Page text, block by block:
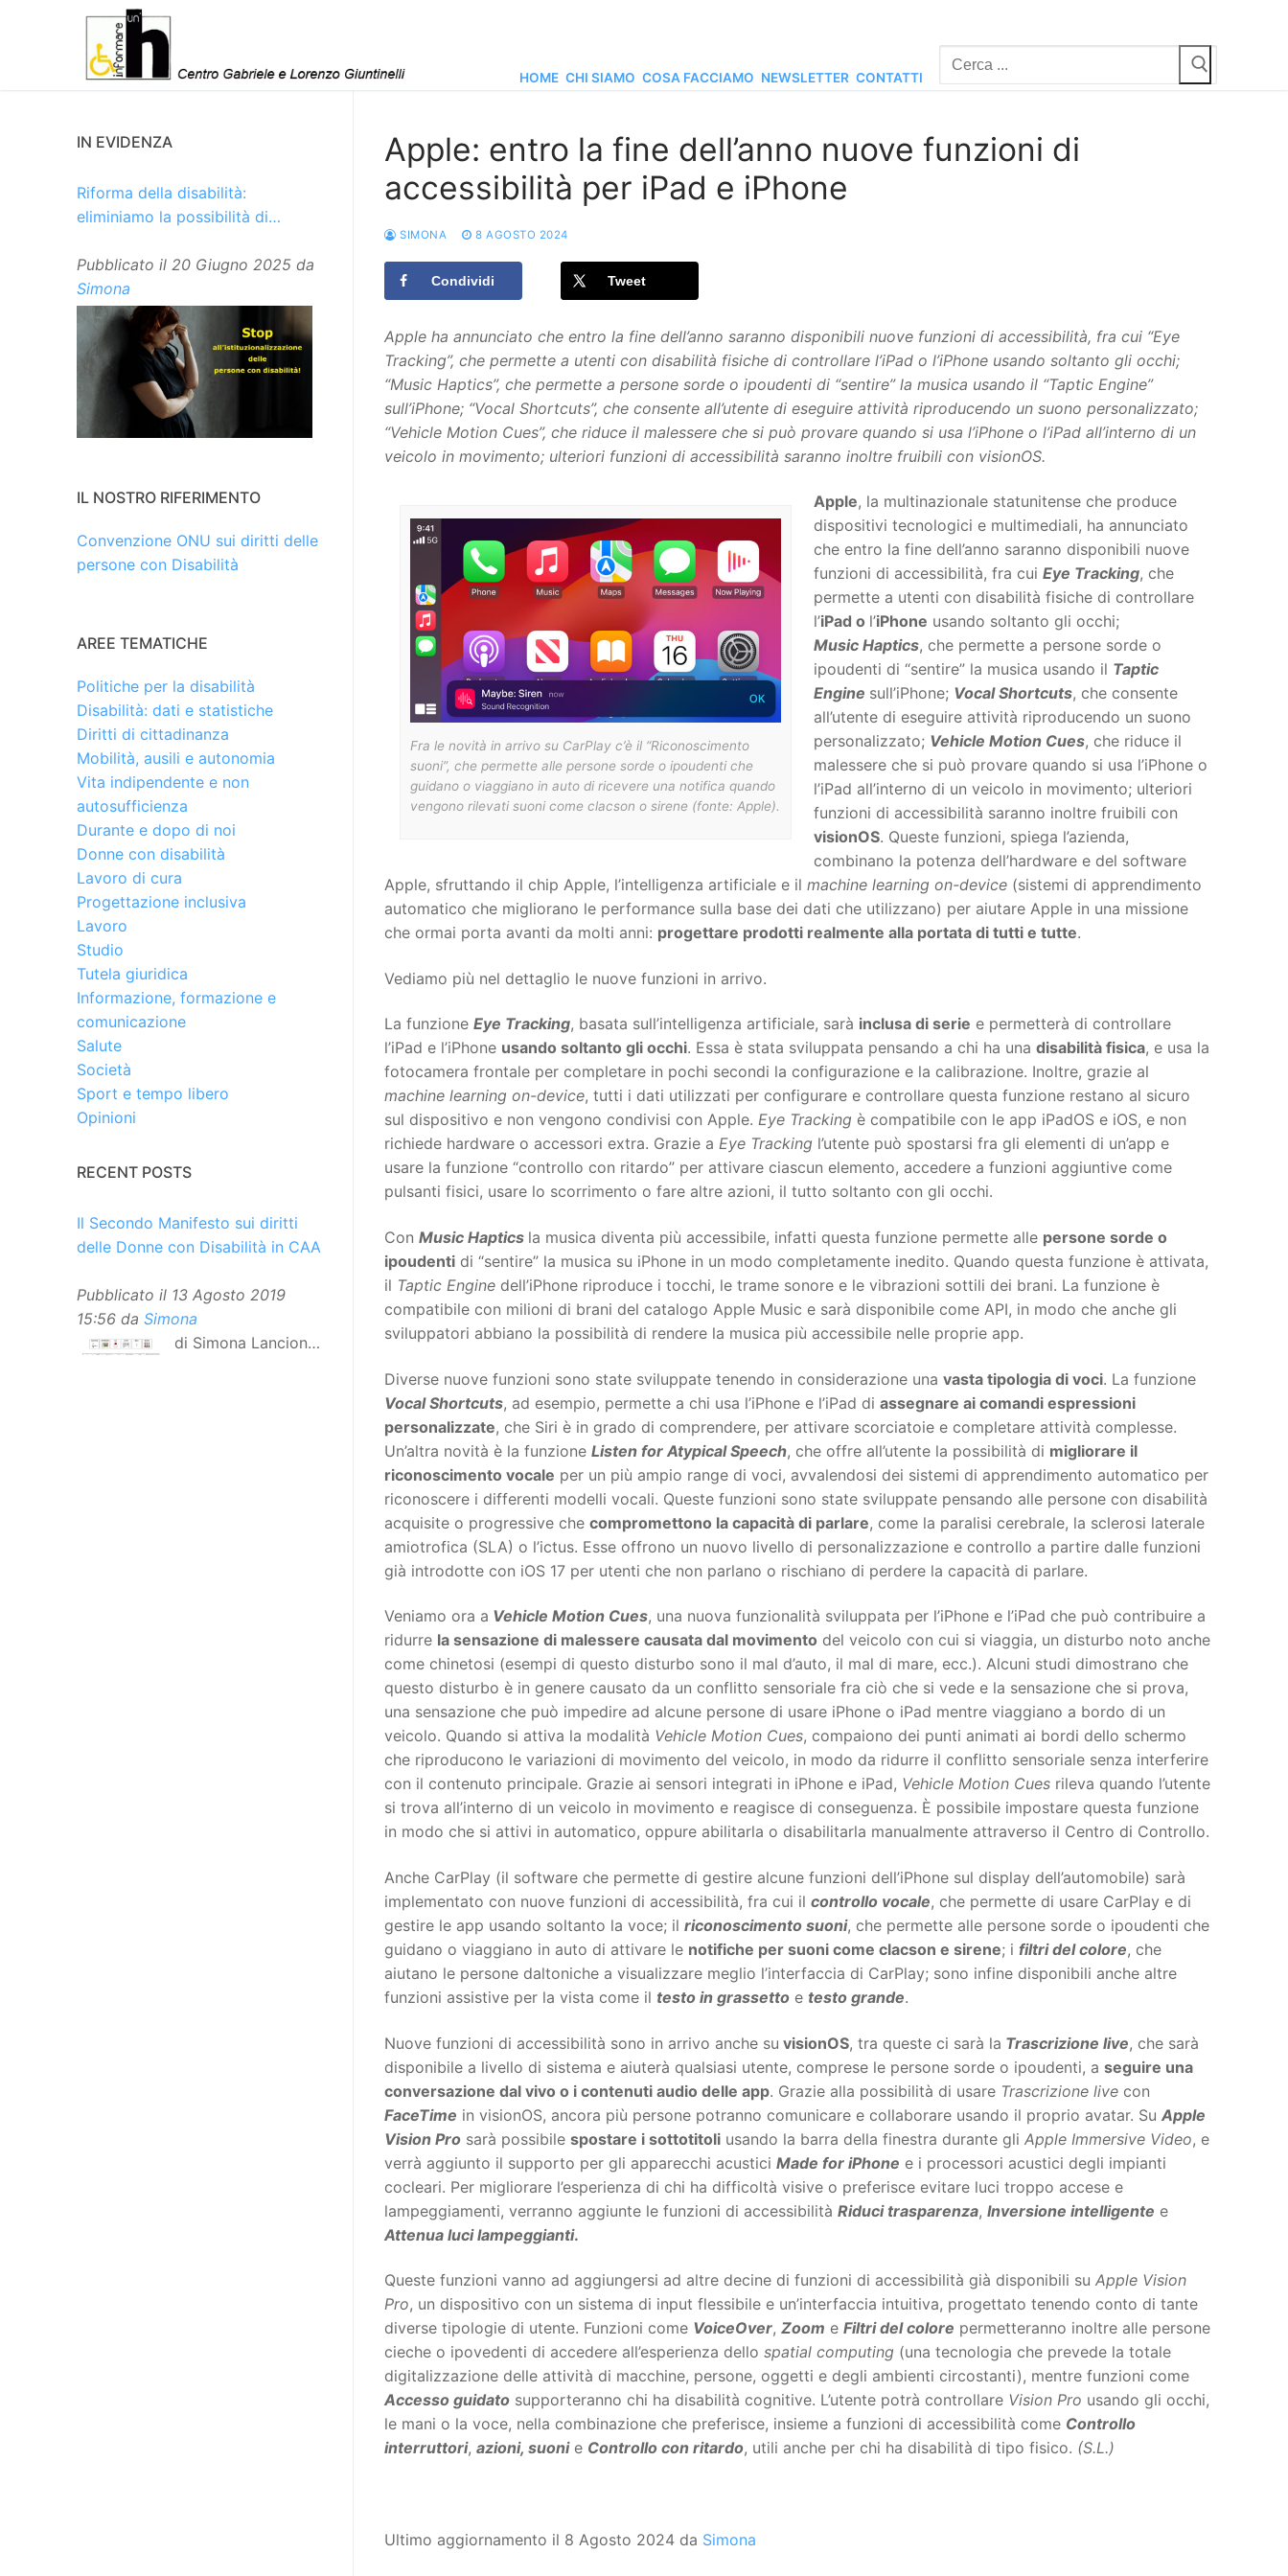
HOME CHI SIAMO COSA FACCIAMO NEWSLETTER CONTATTI
Cerca:
Apple: entro la fine dell’anno nuove funzioni di
accessibilità per iPad e iPhone
SIMONA 8 AGOSTO 2024
Condividi Tweet
Apple ha annunciato che entro la fine dell’anno saranno disponibili nuove funzioni di accessibilità, fra cui “Eye
Tracking”, che permette a utenti con disabilità fisiche di controllare l’iPad o l’iPhone usando soltanto gli occhi;
“Music Haptics”, che permette a persone sorde o ipoudenti di “sentire” la musica usando il “Taptic Engine”
sull’iPhone; “Vocal Shortcuts”, che consente all’utente di eseguire attività riproducendo un suono personalizzato;
“Vehicle Motion Cues”, che riduce il malessere che si può provare quando si usa l’iPhone o l’iPad all’interno di un
veicolo in movimento; ulteriori funzioni di accessibilità saranno inoltre fruibili con visionOS.
Fra le novità in arrivo su CarPlay c’è il “Riconoscimento
suoni”, che permette alle persone sorde o ipoudenti che
guidano o viaggiano in auto di ricevere una notifica quando
vengono rilevati suoni come clacson o sirene (fonte: Apple).
Apple, la multinazionale statunitense che produce
dispositivi tecnologici e multimediali, ha annunciato
che entro la fine dell’anno saranno disponibili nuove
funzioni di accessibilità, fra cui Eye Tracking, che
permette a utenti con disabilità fisiche di controllare
l’iPad o l’iPhone usando soltanto gli occhi;
Music Haptics, che permette a persone sorde o
ipoudenti di “sentire” la musica usando il Taptic
Engine sull’iPhone; Vocal Shortcuts, che consente
all’utente di eseguire attività riproducendo un suono
personalizzato; Vehicle Motion Cues, che riduce il
malessere che si può provare quando si usa l’iPhone o
l’iPad all’interno di un veicolo in movimento; ulteriori
funzioni di accessibilità saranno inoltre fruibili con
visionOS. Queste funzioni, spiega l’azienda,
combinano la potenza dell’hardware e del software
Apple, sfruttando il chip Apple, l’intelligenza artificiale e il machine learning on-device (sistemi di apprendimento
automatico che migliorano le performance sulla base dei dati che utilizzano) per aiutare Apple in una missione
che ormai porta avanti da molti anni: progettare prodotti realmente alla portata di tutti e tutte.
Vediamo più nel dettaglio le nuove funzioni in arrivo.
La funzione Eye Tracking, basata sull’intelligenza artificiale, sarà inclusa di serie e permetterà di controllare
l’iPad e l’iPhone usando soltanto gli occhi. Essa è stata sviluppata pensando a chi ha una disabilità fisica, e usa la
fotocamera frontale per completare in pochi secondi la configurazione e la calibrazione. Inoltre, grazie al
machine learning on-device, tutti i dati utilizzati per configurare e controllare questa funzione restano al sicuro
sul dispositivo e non vengono condivisi con Apple. Eye Tracking è compatibile con le app iPadOS e iOS, e non
richiede hardware o accessori extra. Grazie a Eye Tracking l’utente può spostarsi fra gli elementi di un’app e
usare la funzione “controllo con ritardo” per attivare ciascun elemento, accedere a funzioni aggiuntive come
pulsanti fisici, usare lo scorrimento o fare altre azioni, il tutto soltanto con gli occhi.
Con Music Haptics la musica diventa più accessibile, infatti questa funzione permette alle persone sorde o
ipoudenti di “sentire” la musica su iPhone in un modo completamente inedito. Quando questa funzione è attivata,
il Taptic Engine dell’iPhone riproduce i tocchi, le trame sonore e le vibrazioni sottili dei brani. La funzione è
compatibile con milioni di brani del catalogo Apple Music e sarà disponibile come API, in modo che anche gli
sviluppatori abbiano la possibilità di rendere la musica più accessibile nelle proprie app.
Diverse nuove funzioni sono state sviluppate tenendo in considerazione una vasta tipologia di voci. La funzione
Vocal Shortcuts, ad esempio, permette a chi usa l’iPhone e l’iPad di assegnare ai comandi espressioni
personalizzate, che Siri è in grado di comprendere, per attivare scorciatoie e completare attività complesse.
Un’altra novità è la funzione Listen for Atypical Speech, che offre all’utente la possibilità di migliorare il
riconoscimento vocale per un più ampio range di voci, avvalendosi dei sistemi di apprendimento automatico per
riconoscere i differenti modelli vocali. Queste funzioni sono state sviluppate pensando alle persone con disabilità
acquisite o progressive che compromettono la capacità di parlare, come la paralisi cerebrale, la sclerosi laterale
amiotrofica (SLA) o l’ictus. Esse offrono un nuovo livello di personalizzazione e controllo a partire dalle funzioni
già introdotte con iOS 17 per utenti che non parlano o rischiano di perdere la capacità di parlare.
Veniamo ora a Vehicle Motion Cues, una nuova funzionalità sviluppata per l’iPhone e l’iPad che può contribuire a
ridurre la sensazione di malessere causata dal movimento del veicolo con cui si viaggia, un disturbo noto anche
come chinetosi (esempi di questo disturbo sono il mal d’auto, il mal di mare, ecc.). Alcuni studi dimostrano che
questo disturbo è in genere causato da un conflitto sensoriale fra ciò che si vede e la sensazione che si prova,
una sensazione che può impedire ad alcune persone di usare iPhone o iPad mentre viaggiano a bordo di un
veicolo. Quando si attiva la modalità Vehicle Motion Cues, compaiono dei punti animati ai bordi dello schermo
che riproducono le variazioni di movimento del veicolo, in modo da ridurre il conflitto sensoriale senza interferire
con il contenuto principale. Grazie ai sensori integrati in iPhone e iPad, Vehicle Motion Cues rileva quando l’utente
si trova all’interno di un veicolo in movimento e reagisce di conseguenza. È possibile impostare questa funzione
in modo che si attivi in automatico, oppure abilitarla o disabilitarla manualmente attraverso il Centro di Controllo.
Anche CarPlay (il software che permette di gestire alcune funzioni dell’iPhone sul display dell’automobile) sarà
implementato con nuove funzioni di accessibilità, fra cui il controllo vocale, che permette di usare CarPlay e di
gestire le app usando soltanto la voce; il riconoscimento suoni, che permette alle persone sorde o ipoudenti che
guidano o viaggiano in auto di attivare le notifiche per suoni come clacson e sirene; i filtri del colore, che
aiutano le persone daltoniche a visualizzare meglio l’interfaccia di CarPlay; sono infine disponibili anche altre
funzioni assistive per la vista come il testo in grassetto e testo grande.
Nuove funzioni di accessibilità sono in arrivo anche su visionOS, tra queste ci sarà la Trascrizione live, che sarà
disponibile a livello di sistema e aiuterà qualsiasi utente, comprese le persone sorde o ipoudenti, a seguire una
conversazione dal vivo o i contenuti audio delle app. Grazie alla possibilità di usare Trascrizione live con
FaceTime in visionOS, ancora più persone potranno comunicare e collaborare usando il proprio avatar. Su Apple
Vision Pro sarà possibile spostare i sottotitoli usando la barra della finestra durante gli Apple Immersive Video, e
verrà aggiunto il supporto per gli apparecchi acustici Made for iPhone e i processori acustici degli impianti
cocleari. Per migliorare l’esperienza di chi ha difficoltà visive o preferisce evitare luci troppo accese e
lampeggiamenti, verranno aggiunte le funzioni di accessibilità Riduci trasparenza, Inversione intelligente e
Attenua luci lampeggianti.
Queste funzioni vanno ad aggiungersi ad altre decine di funzioni di accessibilità già disponibili su Apple Vision
Pro, un dispositivo con un sistema di input flessibile e un’interfaccia intuitiva, progettato tenendo conto di tante
diverse tipologie di utente. Funzioni come VoiceOver, Zoom e Filtri del colore permetteranno inoltre alle persone
cieche o ipovedenti di accedere all’esperienza dello spatial computing (una tecnologia che prevede la totale
digitalizzazione delle attività di macchine, persone, oggetti e degli ambienti circostanti), mentre funzioni come
Accesso guidato supporteranno chi ha disabilità cognitive. L’utente potrà controllare Vision Pro usando gli occhi,
le mani o la voce, nella combinazione che preferisce, insieme a funzioni di accessibilità come Controllo
interruttori, azioni, suonie Controllo con ritardo, utili anche per chi ha disabilità di tipo fisico. (S.L.)
Ultimo aggiornamento il 8 Agosto 2024 da Simona
IN EVIDENZA
Riforma della disabilità:
eliminiamo la possibilità di
Pubblicato il 20 Giugno 2025 da
Simona
IL NOSTRO RIFERIMENTO
Convenzione ONU sui diritti delle
persone con Disabilità
AREE TEMATICHE
Politiche per la disabilità
Disabilità: dati e statistiche
Diritti di cittadinanza
Mobilità, ausili e autonomia
Vita indipendente e non
autosufficienza
Durante e dopo di noi
Donne con disabilità
Lavoro di cura
Progettazione inclusiva
Lavoro
Studio
Tutela giuridica
Informazione, formazione e
comunicazione
Salute
Società
Sport e tempo libero
Opinioni
RECENT POSTS
Il Secondo Manifesto sui diritti
delle Donne con Disabilità in CAA
Pubblicato il 13 Agosto 2019
15:56 da Simona
di Simona Lancioni,